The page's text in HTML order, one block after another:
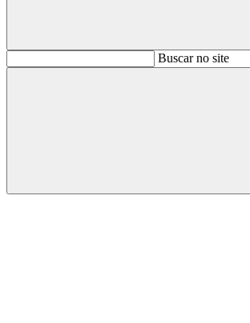
BuscarBuscar no site
Buscar